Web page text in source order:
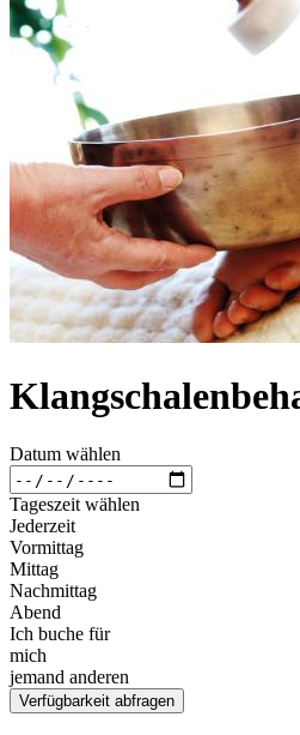
Datum wählen
Tageszeit wählen
Jederzeit
Vormittag
Mittag
Nachmittag
Abend
Ich buche für
mich
jemand anderen
Verfügbarkeit abfragen